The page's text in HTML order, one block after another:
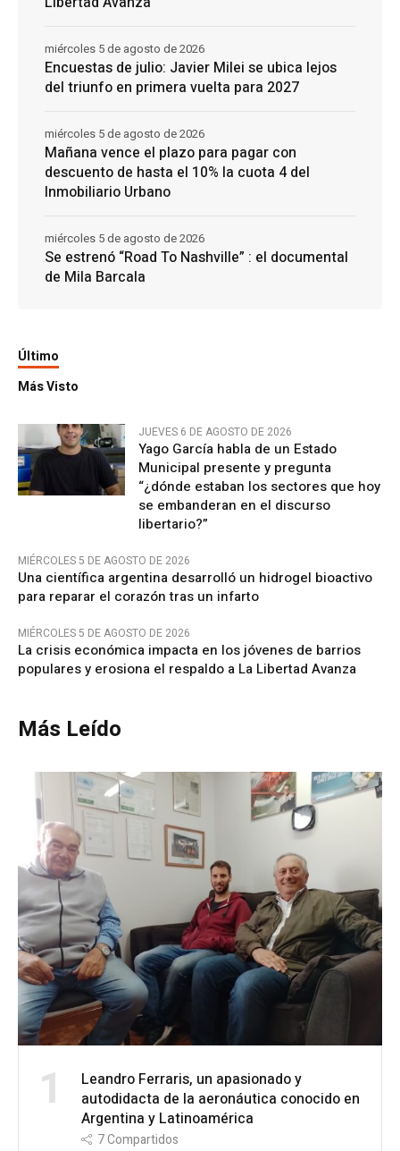
Encuestas de julio: Javier Milei se ubica lejos
del triunfo en primera vuelta para 2027
miércoles 5 de agosto de 2026
Mañana vence el plazo para pagar con
descuento de hasta el 10% la cuota 4 del
Inmobiliario Urbano
miércoles 5 de agosto de 2026
Se estrenó “Road To Nashville” : el documental
de Mila Barcala
miércoles 5 de agosto de 2026
Último
Más Visto
JUEVES 6 DE AGOSTO DE 2026
Yago García habla de un Estado
Municipal presente y pregunta
“¿dónde estaban los sectores que hoy
se embanderan en el discurso
libertario?”
MIÉRCOLES 5 DE AGOSTO DE 2026
Una científica argentina desarrolló un hidrogel bioactivo
para reparar el corazón tras un infarto
MIÉRCOLES 5 DE AGOSTO DE 2026
La crisis económica impacta en los jóvenes de barrios
populares y erosiona el respaldo a La Libertad Avanza
Más Leído
1
Leandro Ferraris, un apasionado y
autodidacta de la aeronáutica conocido en
Argentina y Latinoamérica
7Compartidos